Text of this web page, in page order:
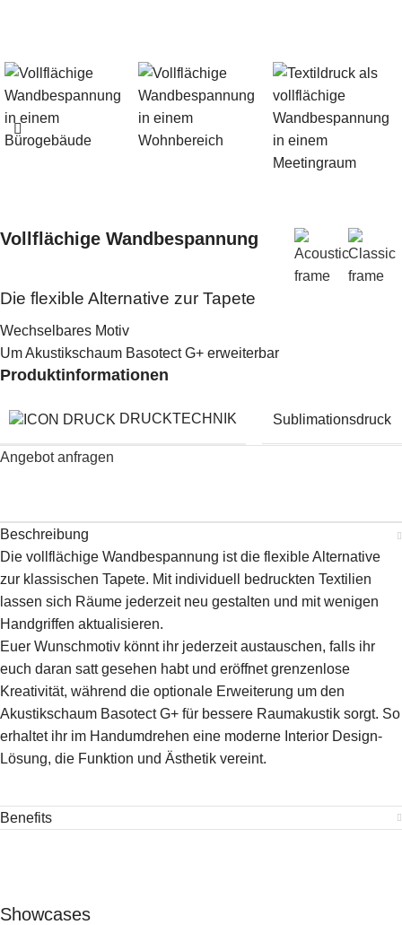
Vollflächige Wandbespannung
Die flexible Alternative zur Tapete
Wechselbares Motiv
Um Akustikschaum Basotect G+ erweiterbar
Produktinformationen
DRUCKTECHNIK Sublimationsdruck
Angebot anfragen
Beschreibung
Die vollflächige Wandbespannung ist die flexible Alternative
zur klassischen Tapete. Mit individuell bedruckten Textilien
lassen sich Räume jederzeit neu gestalten und mit wenigen
Handgriffen aktualisieren.
Euer Wunschmotiv könnt ihr jederzeit austauschen, falls ihr
euch daran satt gesehen habt und eröffnet grenzenlose
Kreativität, während die optionale Erweiterung um den
Akustikschaum Basotect G+ für bessere Raumakustik sorgt. So
erhaltet ihr im Handumdrehen eine moderne Interior Design-
Lösung, die Funktion und Ästhetik vereint.
Benefits
Showcases